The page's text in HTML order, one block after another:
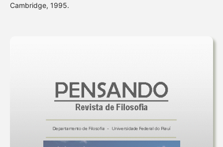
Cambridge, 1995.